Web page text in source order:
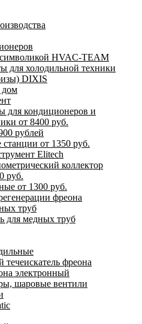
HVAC-TEAM
для холодильной техники
DIXIS
дом
для кондиционеров и
от 8400 руб.
рублей
от 1350 руб.
Elitech
коллектор
руб.
от 1300 руб.
фреона
труб
для медных труб
течеискатель фреона
электронный
шаровые вентили